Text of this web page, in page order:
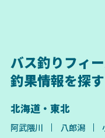
バス釣りフィ
釣果情報を探す
北海道・東北
阿武隈川 八郎潟